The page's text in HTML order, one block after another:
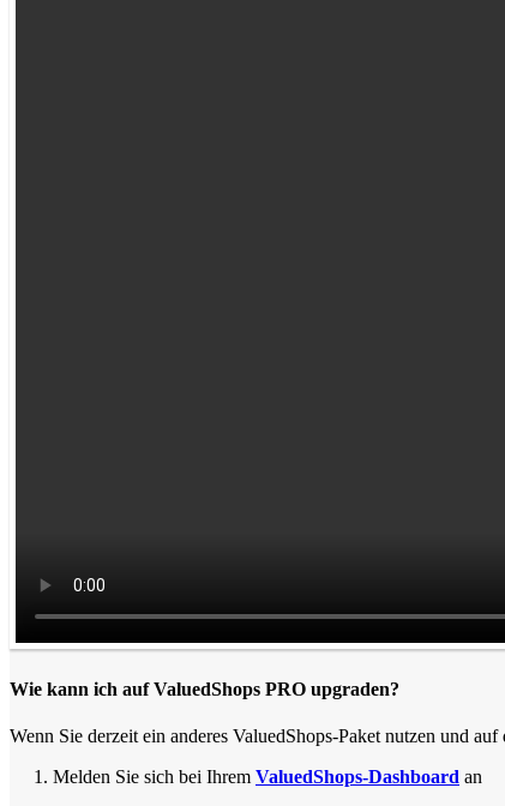
Wie kann ich auf ValuedShops PRO upgraden?
Wenn Sie derzeit ein anderes ValuedShops-Paket nutzen und
1. Melden Sie sich bei Ihrem ValuedShops-Dashboard an